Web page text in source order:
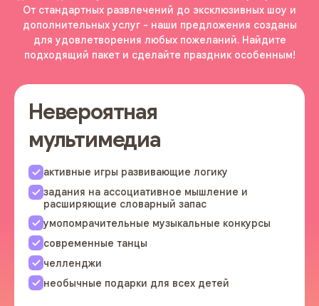
От стандартных развлечений до эксклюзивных шоу и
дополнительных услуг - наши предложения созданы
для удовлетворения любых пожеланий. Найдите
подходящий пакет и сделайте праздник особенным!
Невероятная
мультимедиа
активные игры развивающие логику
задания на ассоциативное мышление и
расширяющие словарный запас
умопомрачительные музыкальные конкурсы
современные танцы
челленджи
необычные подарки для всех детей